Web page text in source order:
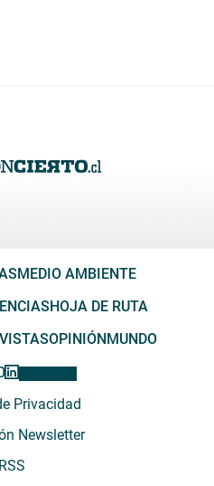
MEDIO AMBIENTE
HOJA DE RUTA
OPINIÓN MUNDO
Privacidad
Newsletter
RSS